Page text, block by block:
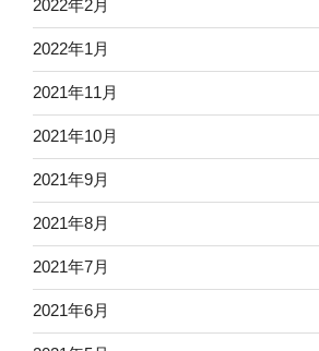
2022年2月
2022年1月
2021年11月
2021年10月
2021年9月
2021年8月
2021年7月
2021年6月